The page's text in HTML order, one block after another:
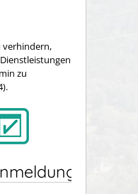
verhindern,
zu